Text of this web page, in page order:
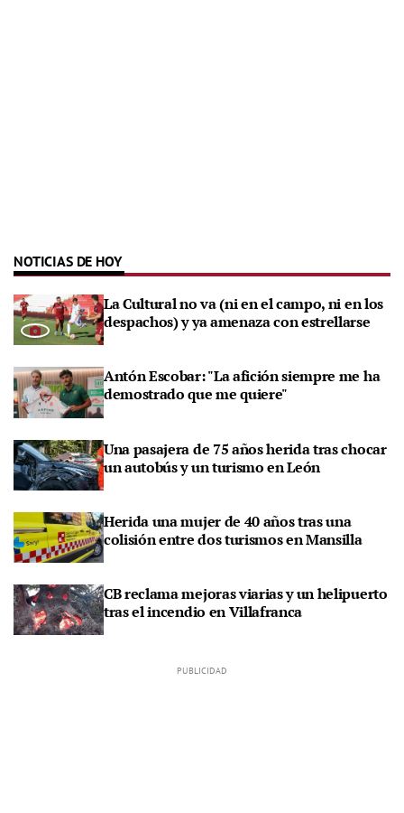
NOTICIAS DE HOY
La Cultural no va (ni en el campo, ni en los
despachos) y ya amenaza con estrellarse
Antón Escobar: "La afición siempre me ha
demostrado que me quiere"
Una pasajera de 75 años herida tras chocar
un autobús y un turismo en León
Herida una mujer de 40 años tras una
colisión entre dos turismos en Mansilla
CB reclama mejoras viarias y un helipuerto
tras el incendio en Villafranca